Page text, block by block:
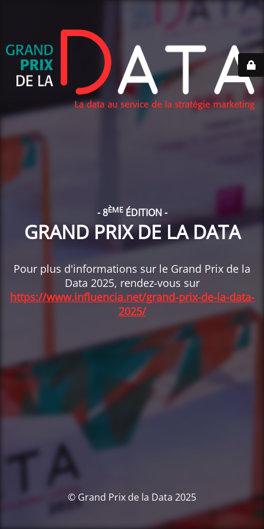
- 8ÈMEÉDITION -
GRAND PRIX DE LA DATA
Pour plus d'informations sur le Grand Prix de la
Data 2025, rendez-vous sur
https://www.influencia.net/grand-prix-de-la-data-
2025/
© Grand Prix de la Data 2025